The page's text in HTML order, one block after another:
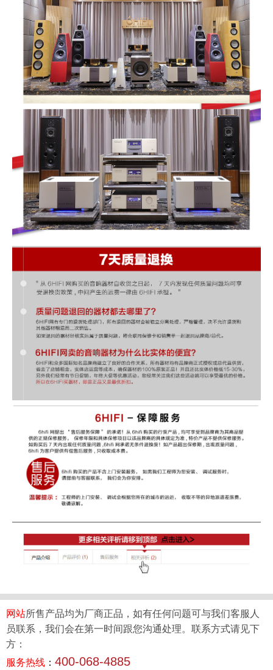
网站所售产品均为厂商正品，如有任何问题可与我们客服人
员联系，我们会在第一时间跟您沟通处理。联系方式请见下
方：
服务热线 ： 400-068-4885